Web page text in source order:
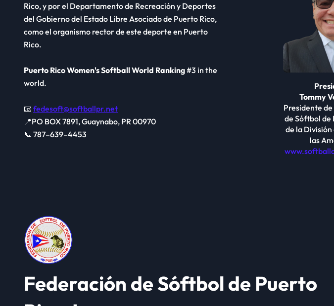
Rico, y por el Departamento de Recreación y Deportes
del Gobierno del Estado Libre Asociado de Puerto Rico,
como el organismo rector de este deporte en Puerto
Rico.
Puerto Rico Women's Softball World Ranking#3 in the
world.
📧 fedesoft@softballpr.net
📍PO BOX 7891, Guaynabo, PR 00970
📞 787–639–4453
Tommy
Presidente
de Sóftbol de
de la
las
Federación de Sóftbol de Puerto